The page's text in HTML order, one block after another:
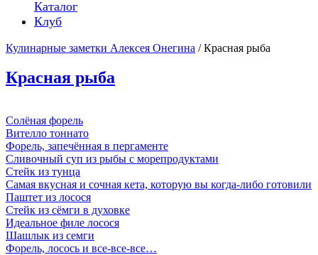
Каталог
Клуб
Кулинарные заметки Алексея Онегина / Красная рыба
Красная рыба
Солёная форель
Вителло тоннато
Форель, запечённая в пергаменте
Сливочный суп из рыбы с морепродуктами
Стейк из тунца
Самая вкусная и сочная кета, которую вы когда-либо готовили
Паштет из лосося
Стейк из сёмги в духовке
Идеальное филе лосося
Шашлык из семги
Форель, лосось и все-все-все…